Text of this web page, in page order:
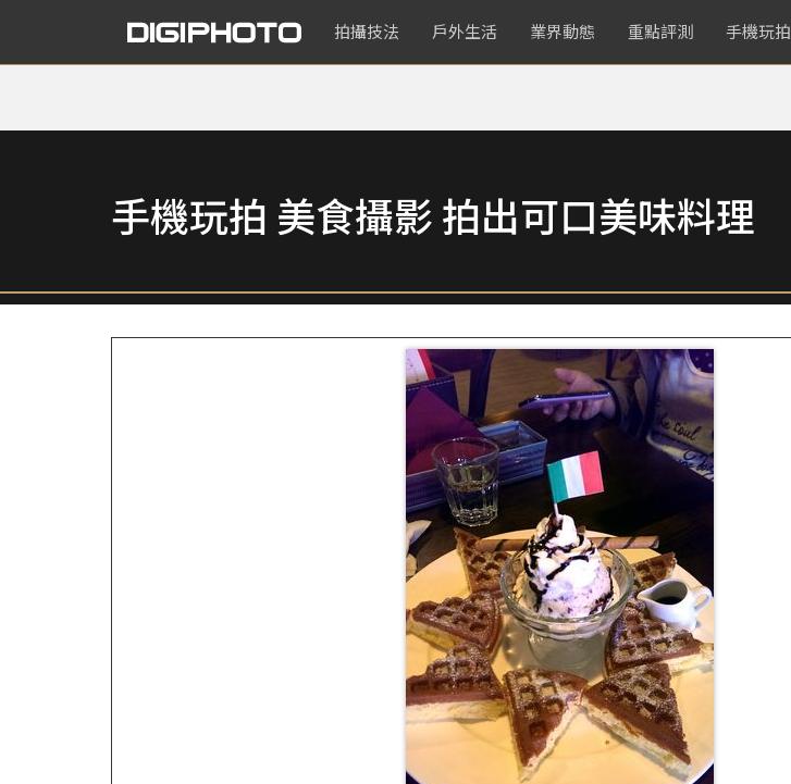
拍攝技法 戶外生活 業界動態 重點評測 手機玩拍
手機玩拍 美食攝影 拍出可口美味料理